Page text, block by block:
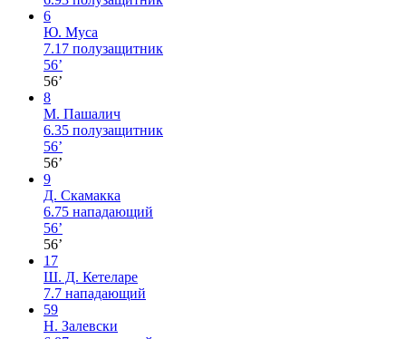
6
Ю. Муса
7.17 полузащитник
56’
56’
8
М. Пашалич
6.35 полузащитник
56’
56’
9
Д. Скамакка
6.75 нападающий
56’
56’
17
Ш. Д. Кетеларе
7.7 нападающий
59
Н. Залевски